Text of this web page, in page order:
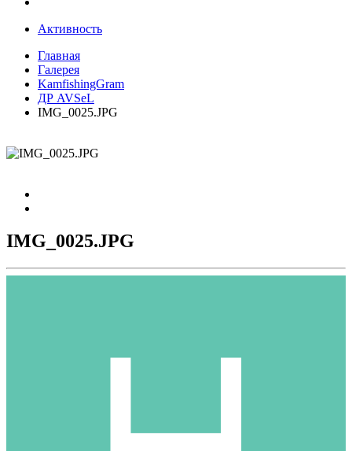
Активность
Главная
Галерея
KamfishingGram
ДР AVSeL
IMG_0025.JPG
IMG_0025.JPG